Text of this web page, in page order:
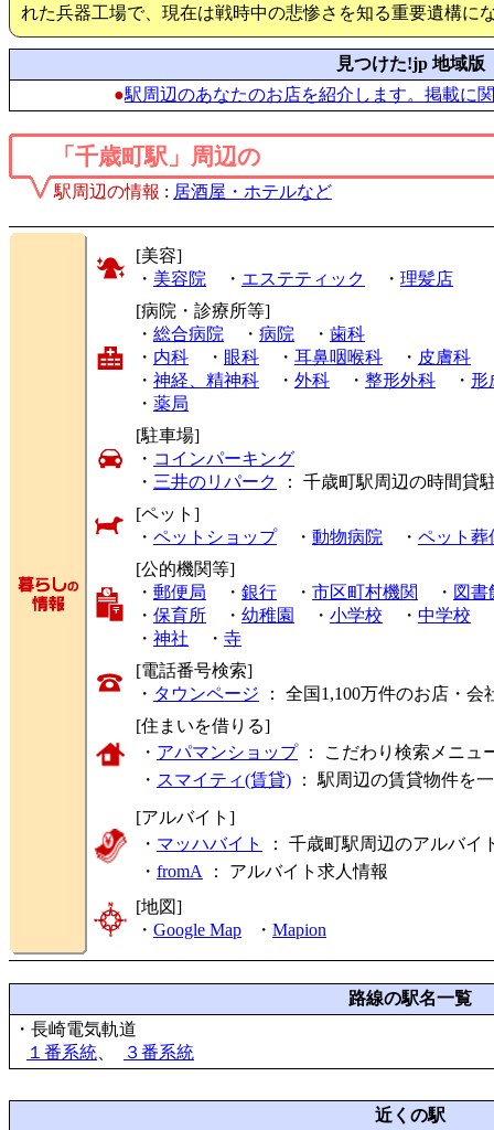
れた兵器工場で、現在は戦時中の悲惨さを知る重要遺構に
見つけた!jp 地域版
●駅周辺のあなたのお店を紹介します。掲載に
「千歳町駅」周辺の
駅周辺の情報 : 居酒屋・ホテルなど
[美容]
・ 美容院 ・ エステティック ・ 理髪店
[病院・診療所等]
・ 総合病院 ・ 病院 ・ 歯科
・ 内科 ・ 眼科 ・ 耳鼻咽喉科 ・ 皮膚科
・ 神経、精神科 ・ 外科 ・ 整形外科 ・ 形
・ 薬局
[駐車場]
・ コインパーキング
・ 三井のリパーク
： 千歳町駅周辺の時間貸
[ペット]
・ ペットショップ・ 動物病院 ・ ペット葬
[公的機関等]
・ 郵便局 ・ 銀行 ・ 市区町村機関 ・ 図書
・ 保育所 ・ 幼稚園 ・ 小学校 ・ 中学校
・ 神社 ・ 寺
[電話番号検索]
・ タウンページ ： 全国1,100万件のお店・
[住まいを借りる]
・ アパマンショップ： こだわり検索メニュ
・ スマイティ(賃貸) ： 駅周辺の賃貸物件を
[アルバイト]
・ マッハバイト
： 千歳町駅周辺のアルバイ
・ fromA ： アルバイト求人情報
[地図]
・ Google Map ・ Mapion
路線の駅名一覧
・長崎電気軌道
１番系統
３番系統
近くの駅